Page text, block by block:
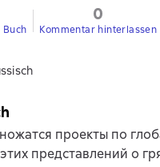
Buch
0
Kommentar hinterlassen
проекты по
представлений о